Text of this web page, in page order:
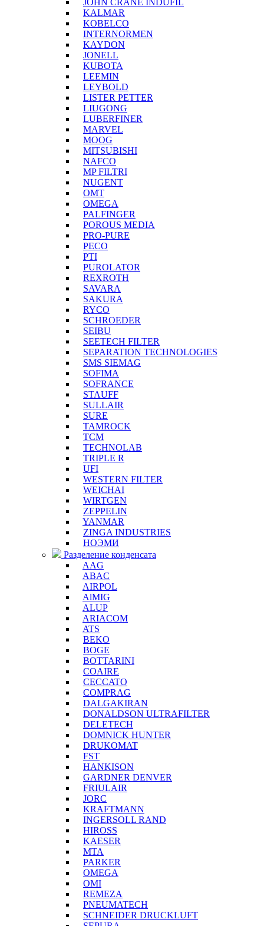
JOHN CRANE INDUFIL
KALMAR
KOBELCO
INTERNORMEN
KAYDON
JONELL
KUBOTA
LEEMIN
LEYBOLD
LISTER PETTER
LIUGONG
LUBERFINER
MARVEL
MOOG
MITSUBISHI
NAFCO
MP FILTRI
NUGENT
OMT
OMEGA
PALFINGER
POROUS MEDIA
PRO-PURE
PECO
PTI
PUROLATOR
REXROTH
SAVARA
SAKURA
RYCO
SCHROEDER
SEIBU
SEETECH FILTER
SEPARATION TECHNOLOGIES
SMS SIEMAG
SOFIMA
SOFRANCE
STAUFF
SULLAIR
SURE
TAMROCK
TCM
TECHNOLAB
TRIPLE R
UFI
WESTERN FILTER
WEICHAI
WIRTGEN
ZEPPELIN
YANMAR
ZINGA INDUSTRIES
НОЭМИ
Разделение конденсата
AAG
ABAC
AIRPOL
AlMIG
ALUP
ARIACOM
ATS
BEKO
BOGE
BOTTARINI
COAIRE
CECCATO
COMPRAG
DALGAKIRAN
DONALDSON ULTRAFILTER
DELETECH
DOMNICK HUNTER
DRUKOMAT
FST
HANKISON
GARDNER DENVER
FRIULAIR
JORC
KRAFTMANN
INGERSOLL RAND
HIROSS
KAESER
MTA
PARKER
OMEGA
OMI
REMEZA
PNEUMATECH
SCHNEIDER DRUCKLUFT